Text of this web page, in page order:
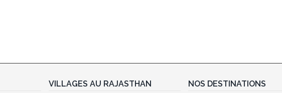
VILLAGES AU RAJASTHAN NOS DESTINATIONS